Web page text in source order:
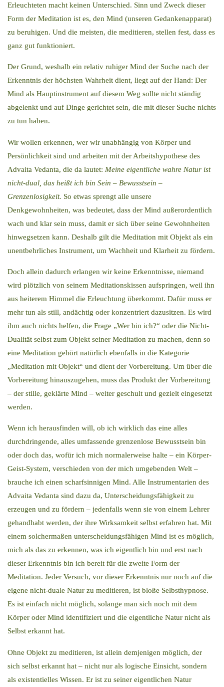
Erleuchteten macht keinen Unterschied. Sinn und Zweck dieser
Form der Meditation ist es, den Mind (unseren Gedankenapparat)
zu beruhigen. Und die meisten, die meditieren, stellen fest, dass es
ganz gut funktioniert.
Der Grund, weshalb ein relativ ruhiger Mind der Suche nach der
Erkenntnis der höchsten Wahrheit dient, liegt auf der Hand: Der
Mind als Hauptinstrument auf diesem Weg sollte nicht ständig
abgelenkt und auf Dinge gerichtet sein, die mit dieser Suche nichts
zu tun haben.
Wir wollen erkennen, wer wir unabhängig von Körper und
Persönlichkeit sind und arbeiten mit der Arbeitshypothese des
Advaita Vedanta, die da lautet: Meine eigentliche wahre Natur ist
nicht-dual, das heißt ich bin Sein – Bewusstsein –
Grenzenlosigkeit. So etwas sprengt alle unsere
Denkgewohnheiten, was bedeutet, dass der Mind außerordentlich
wach und klar sein muss, damit er sich über seine Gewohnheiten
hinwegsetzen kann. Deshalb gilt die Meditation mit Objekt als ein
unentbehrliches Instrument, um Wachheit und Klarheit zu fördern.
Doch allein dadurch erlangen wir keine Erkenntnisse, niemand
wird plötzlich von seinem Meditationskissen aufspringen, weil ihn
aus heiterem Himmel die Erleuchtung überkommt. Dafür muss er
mehr tun als still, andächtig oder konzentriert dazusitzen. Es wird
ihm auch nichts helfen, die Frage „Wer bin ich?“ oder die Nicht-
Dualität selbst zum Objekt seiner Meditation zu machen, denn so
eine Meditation gehört natürlich ebenfalls in die Kategorie
„Meditation mit Objekt“ und dient der Vorbereitung. Um über die
Vorbereitung hinauszugehen, muss das Produkt der Vorbereitung
– der stille, geklärte Mind – weiter geschult und gezielt eingesetzt
werden.
Wenn ich herausfinden will, ob ich wirklich das eine alles
durchdringende, alles umfassende grenzenlose Bewusstsein bin
oder doch das, wofür ich mich normalerweise halte – ein Körper-
Geist-System, verschieden von der mich umgebenden Welt –
brauche ich einen scharfsinnigen Mind. Alle Instrumentarien des
Advaita Vedanta sind dazu da, Unterscheidungsfähigkeit zu
erzeugen und zu fördern – jedenfalls wenn sie von einem Lehrer
gehandhabt werden, der ihre Wirksamkeit selbst erfahren hat. Mit
einem solchermaßen unterscheidungsfähigen Mind ist es möglich,
mich als das zu erkennen, was ich eigentlich bin und erst nach
dieser Erkenntnis bin ich bereit für die zweite Form der
Meditation. Jeder Versuch, vor dieser Erkenntnis nur noch auf die
eigene nicht-duale Natur zu meditieren, ist bloße Selbsthypnose.
Es ist einfach nicht möglich, solange man sich noch mit dem
Körper oder Mind identifiziert und die eigentliche Natur nicht als
Selbst erkannt hat.
Ohne Objekt zu meditieren, ist allein demjenigen möglich, der
sich selbst erkannt hat – nicht nur als logische Einsicht, sondern
als existentielles Wissen. Er ist zu seiner eigentlichen Natur